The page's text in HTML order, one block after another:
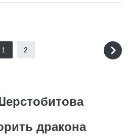
1 2
дракона